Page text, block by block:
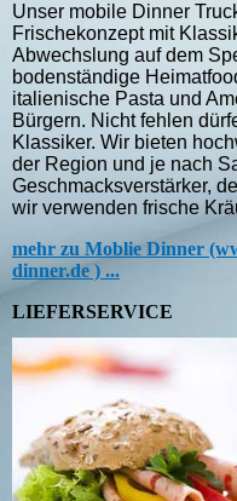
Unser mobile Dinner
Frischekonzept mit
Abwechslung auf dem
bodenständige
italienische Pasta und
Bürgern. Nicht fehlen
Klassiker. Wir bieten
der Region und je nach
Geschmacksverstärker,
wir verwenden frische
mehr zu Moblie Dinner
dinner.de ) ...
LIEFERSERVICE